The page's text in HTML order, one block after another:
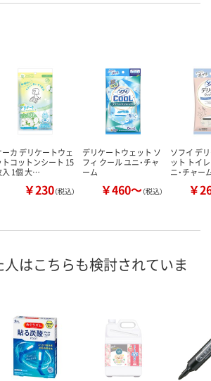
ーカ デリケートウェ
トコットンシート 15
入 1個 大…
￥230（税込）
デリケートウェット ソ
フィ クール ユニ・チャ
ーム
￥460～（税込）
ソフイ デ
ット トイ
ニ・チャー
￥
はこちらも検討されていま